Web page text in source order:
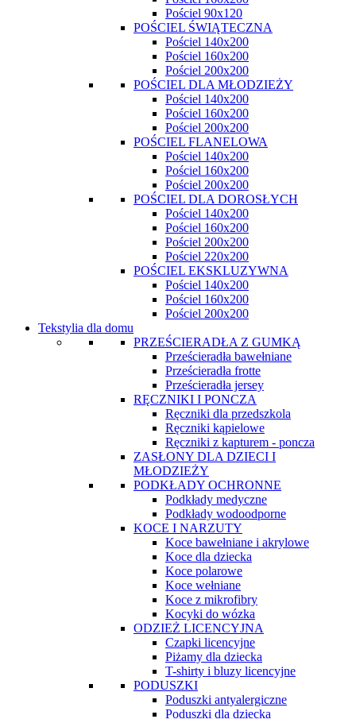
Pościel 90x120
POŚCIEL ŚWIĄTECZNA
Pościel 140x200
Pościel 160x200
Pościel 200x200
POŚCIEL DLA MŁODZIEŻY
Pościel 140x200
Pościel 160x200
Pościel 200x200
POŚCIEL FLANELOWA
Pościel 140x200
Pościel 160x200
Pościel 200x200
POŚCIEL DLA DOROSŁYCH
Pościel 140x200
Pościel 160x200
Pościel 200x200
Pościel 220x200
POŚCIEL EKSKLUZYWNA
Pościel 140x200
Pościel 160x200
Pościel 200x200
Tekstylia dla domu
PRZEŚCIERADŁA Z GUMKĄ
Prześcieradła bawełniane
Prześcieradła frotte
Prześcieradła jersey
RĘCZNIKI I PONCZA
Ręczniki dla przedszkola
Ręczniki kąpielowe
Ręczniki z kapturem - poncza
ZASŁONY DLA DZIECI I
MŁODZIEŻY
PODKŁADY OCHRONNE
Podkłady medyczne
Podkłady wodoodporne
KOCE I NARZUTY
Koce bawełniane i akrylowe
Koce dla dziecka
Koce polarowe
Koce wełniane
Koce z mikrofibry
Kocyki do wózka
ODZIEŻ LICENCYJNA
Czapki licencyjne
Piżamy dla dziecka
T-shirty i bluzy licencyjne
PODUSZKI
Poduszki antyalergiczne
Poduszki dla dziecka